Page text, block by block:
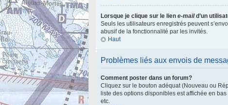
Lorsque je clique sur le lien e-maild’un
Seuls les utilisateurs enregistrés peuvent
abusif de la fonctionnalité par les invités.
Haut
Problèmes liés aux envois de
Comment poster dans un forum?
Cliquez sur le bouton adéquat (Nouveau ou
liste des options disponibles est affichée en
etc.